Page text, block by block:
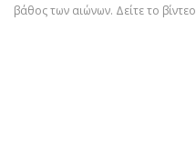
βάθος των αιώνων. Δείτε το βίντεο